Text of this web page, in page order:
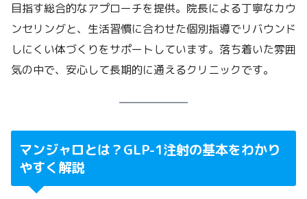
目指す総合的なアプローチを提供。院長による丁寧なカウ
ンセリングと、生活習慣に合わせた個別指導でリバウンド
しにくい体づくりをサポートしています。落ち着いた雰囲
気の中で、安心して長期的に通えるクリニックです。
マンジャロとは？GLP-1注射の基本をわかり
やすく解説